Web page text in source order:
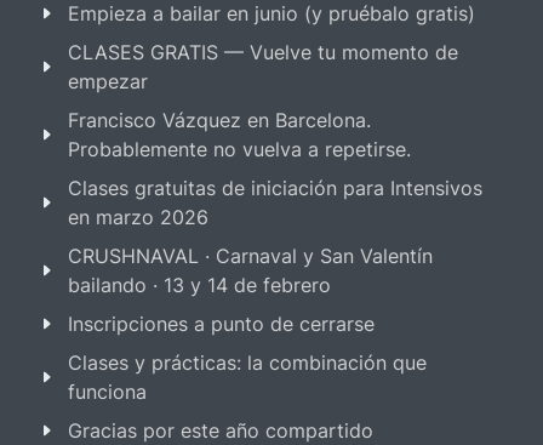
Empieza a bailar en junio (y pruébalo gratis)
CLASES GRATIS — Vuelve tu momento de
empezar
Francisco Vázquez en Barcelona.
Probablemente no vuelva a repetirse.
Clases gratuitas de iniciación para Intensivos
en marzo 2026
CRUSHNAVAL · Carnaval y San Valentín
bailando · 13 y 14 de febrero
Inscripciones a punto de cerrarse
Clases y prácticas: la combinación que
funciona
Gracias por este año compartido